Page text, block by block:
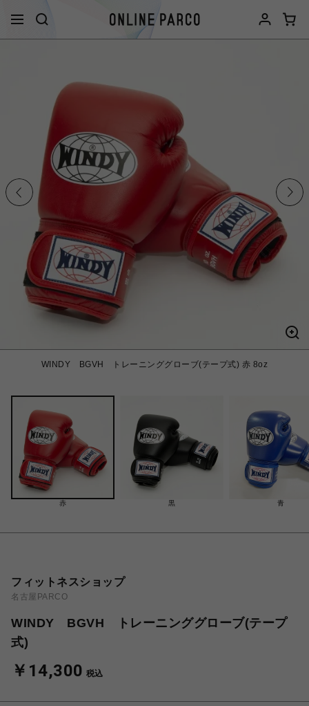
WINDY BGVH トレーニンググローブ(テープ式) 赤 8oz
赤 黒 青
フィットネスショップ
名古屋PARCO
WINDY BGVH トレーニンググローブ(テープ
式)
￥14,300 税込